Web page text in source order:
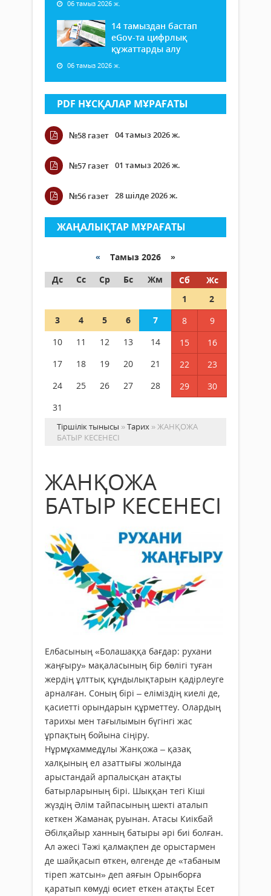
06 тамыз 2026 ж.
14 тамыздан бастап
еGov-та цифрлық
құжаттарды алу
06 тамыз 2026 ж.
PDF НҰСҚАЛАР МҰРАҒАТЫ
№58 газет 04 тамыз 2026 ж.
№57 газет 01 тамыз 2026 ж.
№56 газет 28 шілде 2026 ж.
ЖАҢАЛЫҚТАР МҰРАҒАТЫ
« Тамыз 2026 »
Дс
Сс Ср Бс Жм Сб
Жс
1
2
3
4 5 6 7 8
9
10
11 12 13 14 15
16
17
18 19 20 21 22
23
24
25 26 27 28 29
30
31
Тіршілік тынысы »Тарих » ЖАНҚОЖА
БАТЫР КЕСЕНЕСІ
ЖАНҚОЖА
БАТЫР КЕСЕНЕСІ
Елбасының «Болашаққа бағдар: рухани
жаңғыру» мақаласының бір бөлігі туған
жердің ұлттық құндылықтарын қадірлеуге
арналған. Соның бірі – еліміздің киелі де,
қасиетті орындарын құрметтеу. Олардың
тарихы мен тағылымын бүгінгі жас
ұрпақтың бойына сіңіру.
Нұрмұхаммедұлы Жанқожа – қазақ
халқының ел азаттығы жолында
арыстандай арпалысқан атақты
батырларының бірі. Шыққан тегі Кіші
жүздің Әлім тайпасының шекті аталып
кеткен Жаманақ руынан. Атасы Киікбай
Әбілқайыр ханның батыры әрі биі болған.
Ал әжесі Тәжі қалмақпен де орыстармен
де шайқасып өткен, өлгенде де «табаным
тіреп жатсын» деп аяғын Орынборға
қаратып көмуді өсиет еткен атақты Есет